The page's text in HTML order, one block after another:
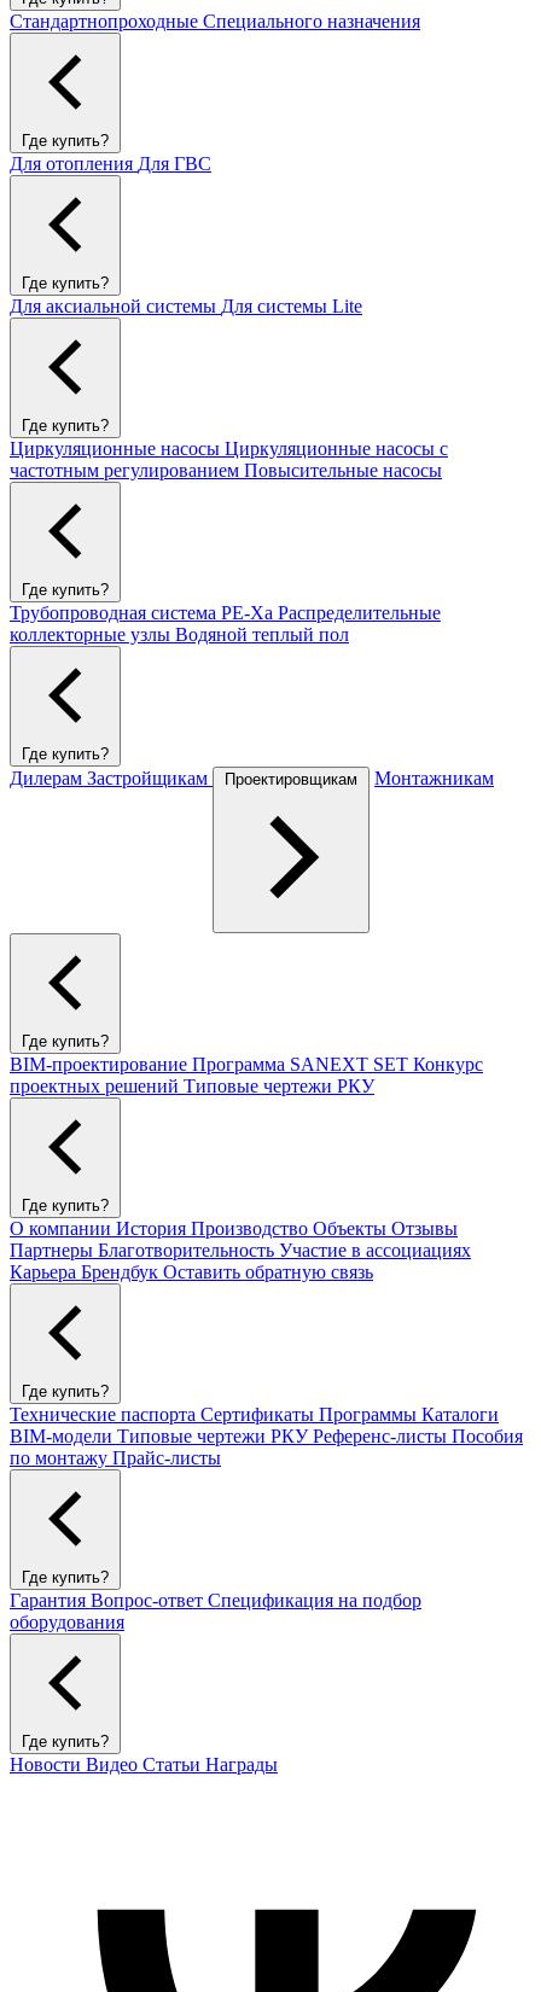
Стандартнопроходные Специального назначения
Где купить?
Для отопления Для ГВС
Где купить?
Для аксиальной системы Для системы Lite
Где купить?
Циркуляционные насосы Циркуляционные насосы с
частотным регулированием Повысительные насосы
Где купить?
Трубопроводная система PE-Xa Распределительные
коллекторные узлы Водяной теплый пол
Где купить?
Дилерам Застройщикам Проектировщикам Монтажникам
Где купить?
BIM-проектирование Программа SANEXT SET Конкурс
проектных решений Типовые чертежи РКУ
Где купить?
О компании История Производство Объекты Отзывы
Партнеры Благотворительность Участие в ассоциациях
Карьера Брендбук Оставить обратную связь
Где купить?
Технические паспорта Сертификаты Программы Каталоги
BIM-модели Типовые чертежи РКУРеференс-листы Пособия
по монтажу Прайс-листы
Где купить?
Гарантия Вопрос-ответ Спецификация на подбор
оборудования
Где купить?
Новости Видео Статьи Награды